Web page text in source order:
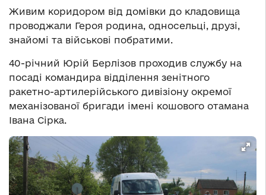
Живим коридором від домівки до кладовища
проводжали Героя родина, односельці, друзі,
знайомі та військові побратими.
40-річний Юрій Берлізов проходив службу на
посаді командира відділення зенітного
ракетно-артилерійського дивізіону окремої
механізованої бригади імені кошового отамана
Івана Сірка.